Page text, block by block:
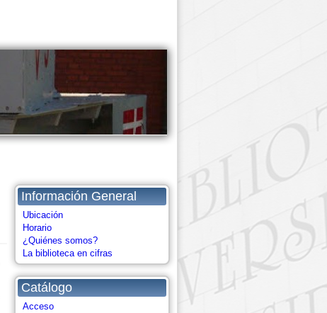
Información General
Ubicación
Horario
¿Quiénes somos?
La biblioteca en cifras
Catálogo
Acceso